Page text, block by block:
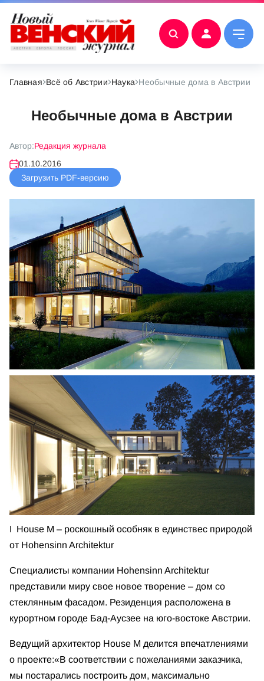
Главная Всё об Австрии Наука Необычныe домa в Австрии
Необычныe домa в Австрии
Автор:Редакция журнала
01.10.2016
Загрузить PDF-версию
І House M – роскошный особняк в единствес природой
от Hohensinn Architektur
Специалисты компании Hohensinn Architektur
представили миру свое новое творение – дом со
стеклянным фасадом. Резиденция расположена в
курортном городе Бад-Аусзее на юго-востоке Австрии.
Ведущий архитектор House M делится впечатлениями
о проекте:«В соответствии с пожеланиями заказчика,
мы постарались построить дом, максимально